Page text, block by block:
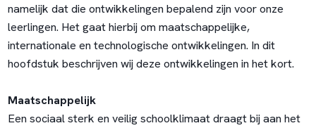
namelijk dat die ontwikkelingen bepalend zijn voor onze
leerlingen. Het gaat hierbij om maatschappelijke,
internationale en technologische ontwikkelingen. In dit
hoofdstuk beschrijven wij deze ontwikkelingen in het kort.
Maatschappelijk
Een sociaal sterk en veilig schoolklimaat draagt bij aan het